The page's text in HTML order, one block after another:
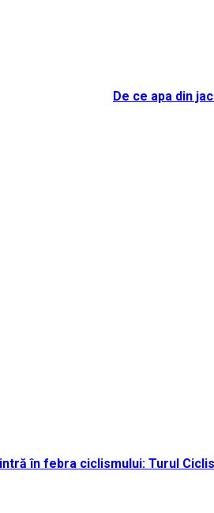
De ce apa din
în febra ciclismului: Turul